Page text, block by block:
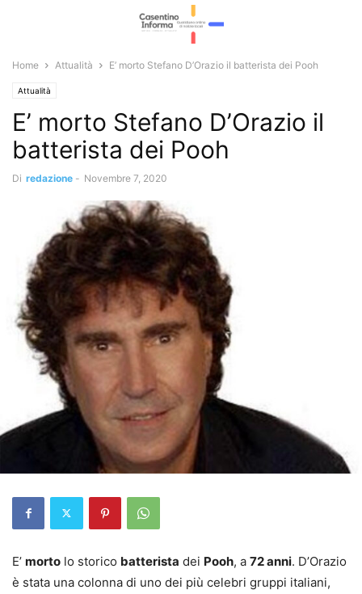
Home Attualità E’ morto Stefano D’Orazio il batterista dei Pooh
Attualità
E’ morto Stefano D’Orazio il
batterista dei Pooh
Di redazione - Novembre 7, 2020
E’ morto lo storico batterista dei Pooh, a 72 anni. D’Orazio
è stata una colonna di uno dei più celebri gruppi italiani,